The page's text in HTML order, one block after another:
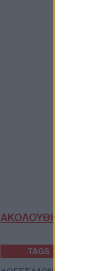
ΑΚΟΛΟΥΘΗΣΤΕ
TAGS